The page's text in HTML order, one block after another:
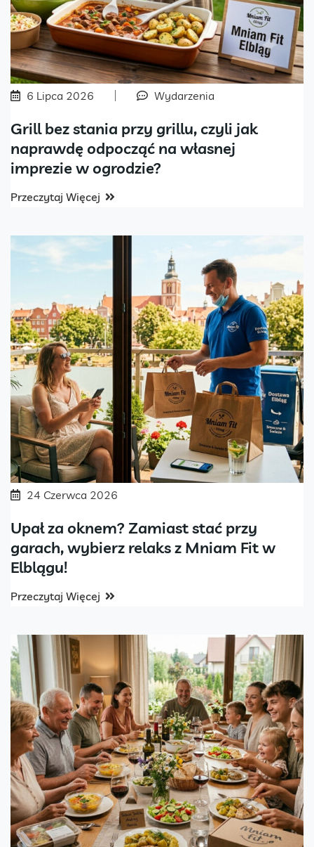
6 Lipca 2026 Wydarzenia
Grill bez stania przy grillu, czyli jak
naprawdę odpocząć na własnej
imprezie w ogrodzie?
Przeczytaj Więcej
24 Czerwca 2026
Upał za oknem? Zamiast stać przy
garach, wybierz relaks z Mniam Fit w
Elblągu!
Przeczytaj Więcej